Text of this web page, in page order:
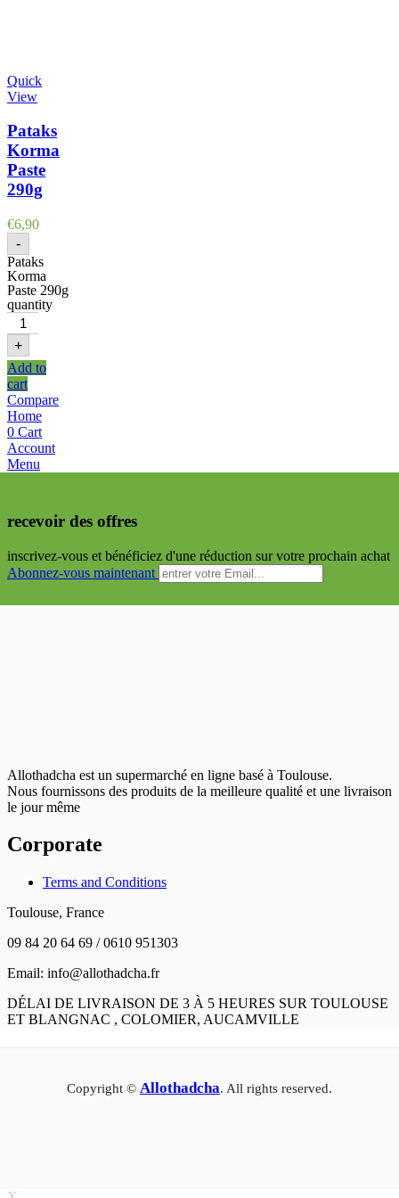
Quick
View
Pataks
Korma
Paste
290g
€6,90
-
Pataks
Korma
Paste 290g
quantity
+
Add to
cart
Compare
Home
0 Cart
Account
Menu
recevoir des offres
inscrivez-vous et bénéficiez d'une réduction sur votre prochain achat
Abonnez-vous maintenant
Allothadcha est un supermarché en ligne basé à Toulouse.
Nous fournissons des produits de la meilleure qualité et une livraison
le jour même
Corporate
Terms and Conditions
Toulouse, France
09 84 20 64 69 / 0610 951303
Email: info@allothadcha.fr
DÉLAI DE LIVRAISON DE 3 À 5 HEURES SUR TOULOUSE
ET BLANGNAC , COLOMIER, AUCAMVILLE
Copyright © Allothadcha. All rights reserved.